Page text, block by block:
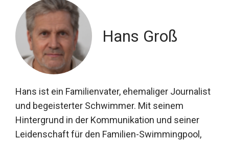
Hans Groß
Hans ist ein Familienvater, ehemaliger Journalist
und begeisterter Schwimmer. Mit seinem
Hintergrund in der Kommunikation und seiner
Leidenschaft für den Familien-Swimmingpool,